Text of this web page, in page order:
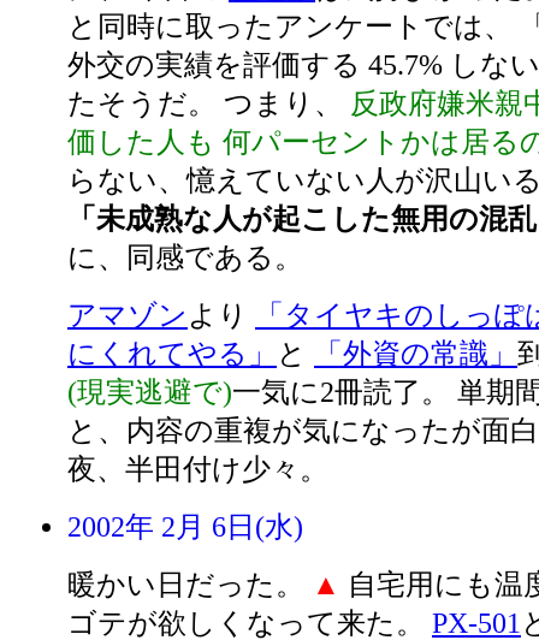
と同時に取ったアンケートでは、
外交の実績を評価する 45.7% しな
たそうだ。 つまり、
反政府嫌米親
価した人も 何パーセントかは居る
らない、憶えていない人が沢山い
「未成熟な人が起こした無用の混
に、同感である。
アマゾン より
「タイヤキのしっ
にくれてやる」
と 「外資の常識」
(現実逃避で)一気に2冊読了。 単期
と、内容の重複が気になったが面
夜、半田付け少々。
2002年 2月 6日(水)
暖かい日だった。
▲ 自宅用にも温
ゴテが欲しくなって来た。 PX-501